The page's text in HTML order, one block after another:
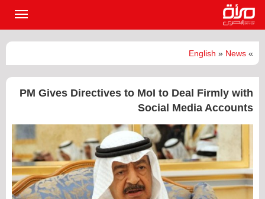
»
English » News
PM Gives Directives to MoI to Deal Firmly with
Social Media Accounts